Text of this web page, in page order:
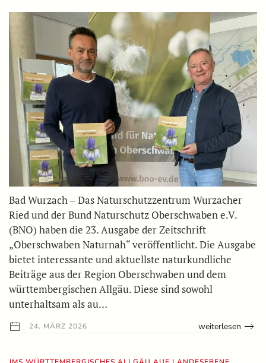
Bad Wurzach – Das Naturschutzzentrum Wurzacher
Ried und der Bund Naturschutz Oberschwaben e.V.
(BNO) haben die 23. Ausgabe der Zeitschrift
„Oberschwaben Naturnah“ veröffentlicht. Die Ausgabe
bietet interessante und aktuellste naturkundliche
Beiträge aus der Region Oberschwaben und dem
württembergischen Allgäu. Diese sind sowohl
unterhaltsam als au…
24. MÄRZ 2026 weiterlesen